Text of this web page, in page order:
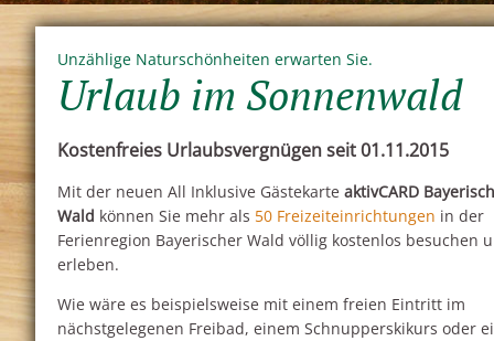
Unzählige Naturschönheiten erwarten Sie.
Urlaub im Sonnenwald
Kostenfreies Urlaubsvergnügen seit 01.11.2015
Mit der neuen All Inklusive Gästekarte aktivCARD
Wald können Sie mehr als 50 Freizeiteinrichtungen in der
Ferienregion Bayerischer Wald völlig kostenlos besuchen
erleben.
Wie wäre es beispielsweise mit einem freien Eintritt im
nächstgelegenen Freibad, einem Schnupperskikurs oder